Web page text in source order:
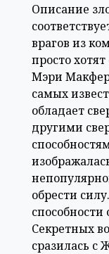
Описание
врагов из
просто
Мэри
самых
обладает
другими
обрести
Секретных
сразилась